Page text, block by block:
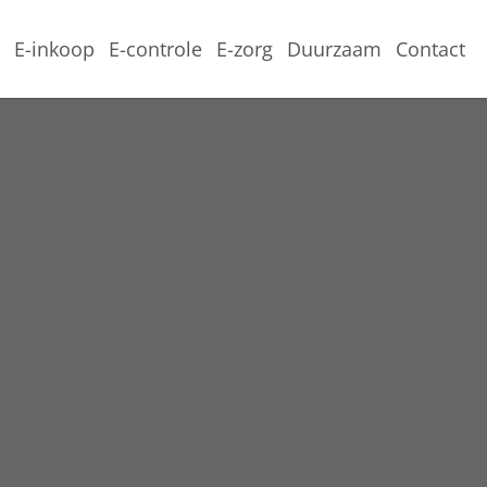
E-inkoop E-controle E-zorg Duurzaam Contact